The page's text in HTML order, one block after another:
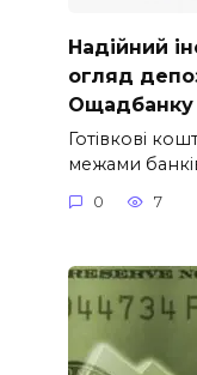
Надійний
огляд
Ощадбанку
Готівкові
межами
0 7